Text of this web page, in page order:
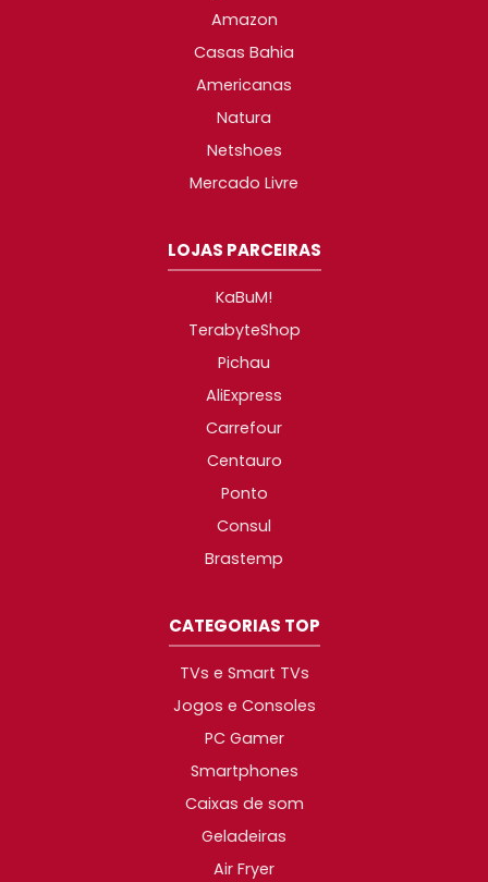
Amazon
Casas Bahia
Americanas
Natura
Netshoes
Mercado Livre
LOJAS PARCEIRAS
KaBuM!
TerabyteShop
Pichau
AliExpress
Carrefour
Centauro
Ponto
Consul
Brastemp
CATEGORIAS TOP
TVs e Smart TVs
Jogos e Consoles
PC Gamer
Smartphones
Caixas de som
Geladeiras
Air Fryer